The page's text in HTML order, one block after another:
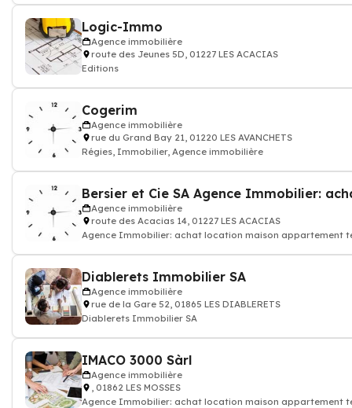
Logic-Immo
Agence immobilière
route des Jeunes 5D, 01227 LES ACACIAS
Editions
Cogerim
Agence immobilière
rue du Grand Bay 21, 01220 LES AVANCHETS
Régies, Immobilier, Agence immobilière
Agence immobilière
route des Acacias 14, 01227 LES ACACIAS
Agence Immobilier: achat location maison appartement
Diablerets Immobilier SA
Agence immobilière
rue de la Gare 52, 01865 LES DIABLERETS
Diablerets Immobilier SA
IMACO 3000 Sàrl
Agence immobilière
, 01862 LES MOSSES
Agence Immobilier: achat location maison appartement